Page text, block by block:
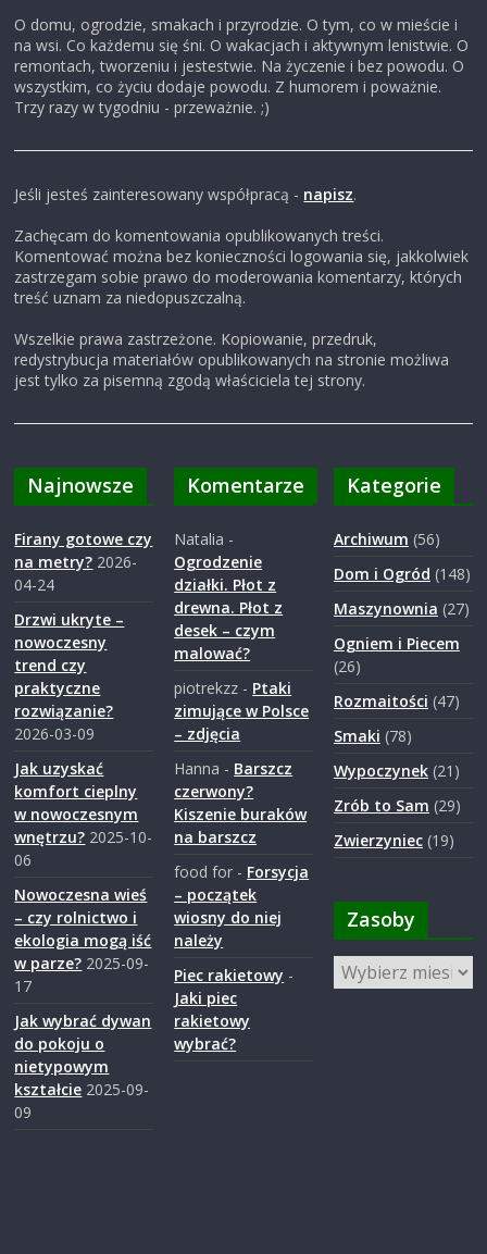
O domu, ogrodzie, smakach i przyrodzie. O tym, co w mieście i
na wsi. Co każdemu się śni. O wakacjach i aktywnym lenistwie. O
remontach, tworzeniu i jestestwie. Na życzenie i bez powodu. O
wszystkim, co życiu dodaje powodu. Z humorem i poważnie.
Trzy razy w tygodniu - przeważnie. ;)
Jeśli jesteś zainteresowany współpracą - napisz.
Zachęcam do komentowania opublikowanych treści.
Komentować można bez konieczności logowania się, jakkolwiek
zastrzegam sobie prawo do moderowania komentarzy, których
treść uznam za niedopuszczalną.
Wszelkie prawa zastrzeżone. Kopiowanie, przedruk,
redystrybucja materiałów opublikowanych na stronie możliwa
jest tylko za pisemną zgodą właściciela tej strony.
Najnowsze
Firany gotowe czy
na metry? 2026-
04-24
Drzwi ukryte –
nowoczesny
trend czy
praktyczne
rozwiązanie?
2026-03-09
Jak uzyskać
komfort cieplny
w nowoczesnym
wnętrzu? 2025-10-
06
Nowoczesna wieś
– czy rolnictwo i
ekologia mogą iść
w parze? 2025-09-
17
Jak wybrać dywan
do pokoju o
nietypowym
kształcie 2025-09-
09
Komentarze
Natalia -
Ogrodzenie
działki. Płot z
drewna. Płot z
desek – czym
malować?
piotrekzz - Ptaki
zimujące w Polsce
– zdjęcia
Hanna - Barszcz
czerwony?
Kiszenie buraków
na barszcz
food for - Forsycja
– początek
wiosny do niej
należy
Piec rakietowy -
Jaki piec
rakietowy
wybrać?
Kategorie
Archiwum (56)
Dom i Ogród (148)
Maszynownia (27)
Ogniem i Piecem
(26)
Rozmaitości (47)
Smaki (78)
Wypoczynek(21)
Zrób to Sam (29)
Zwierzyniec(19)
Zasoby
Zasoby